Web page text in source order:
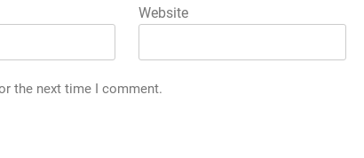
Website
the next time I comment.